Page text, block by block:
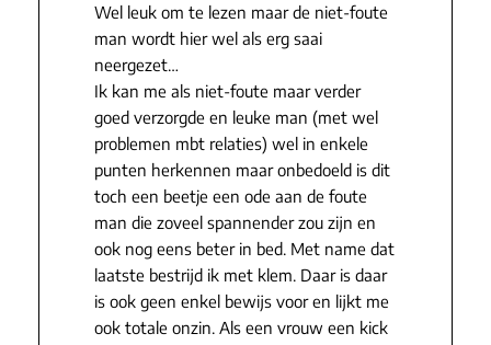
Wel leuk om te lezen maar de niet-foute
man wordt hier wel als erg saai
neergezet…
Ik kan me als niet-foute maar verder
goed verzorgde en leuke man (met wel
problemen mbt relaties) wel in enkele
punten herkennen maar onbedoeld is dit
toch een beetje een ode aan de foute
man die zoveel spannender zou zijn en
ook nog eens beter in bed. Met name dat
laatste bestrijd ik met klem. Daar is daar
is ook geen enkel bewijs voor en lijkt me
ook totale onzin. Als een vrouw een kick